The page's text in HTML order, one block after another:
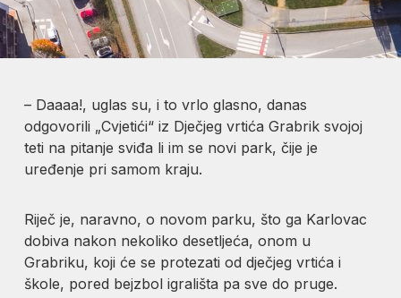
– Daaaa!, uglas su, i to vrlo glasno, danas
odgovorili „Cvjetići“ iz Dječjeg vrtića Grabrik svojoj
teti na pitanje sviđa li im se novi park, čije je
uređenje pri samom kraju.
Riječ je, naravno, o novom parku, što ga Karlovac
dobiva nakon nekoliko desetljeća, onom u
Grabriku, koji će se protezati od dječjeg vrtića i
škole, pored bejzbol igrališta pa sve do pruge.